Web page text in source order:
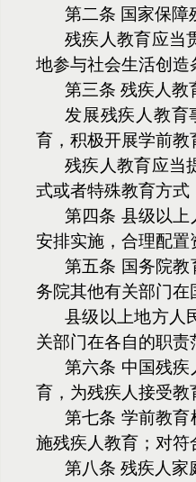
第二条 国家保障
残疾人教育应当
地参与社会生活创造
第三条 残疾人教
发展残疾人教育
育，积极开展学前教
残疾人教育应当
式或者特殊教育方式
第四条 县级以
安排实施，合理配置
第五条 国务院
务院其他有关部门在
县级以上地方人
关部门在各自的职责
第六条 中国残
育，为残疾人接受教
第七条 学前教
施残疾人教育；对符
第八条 残疾人家